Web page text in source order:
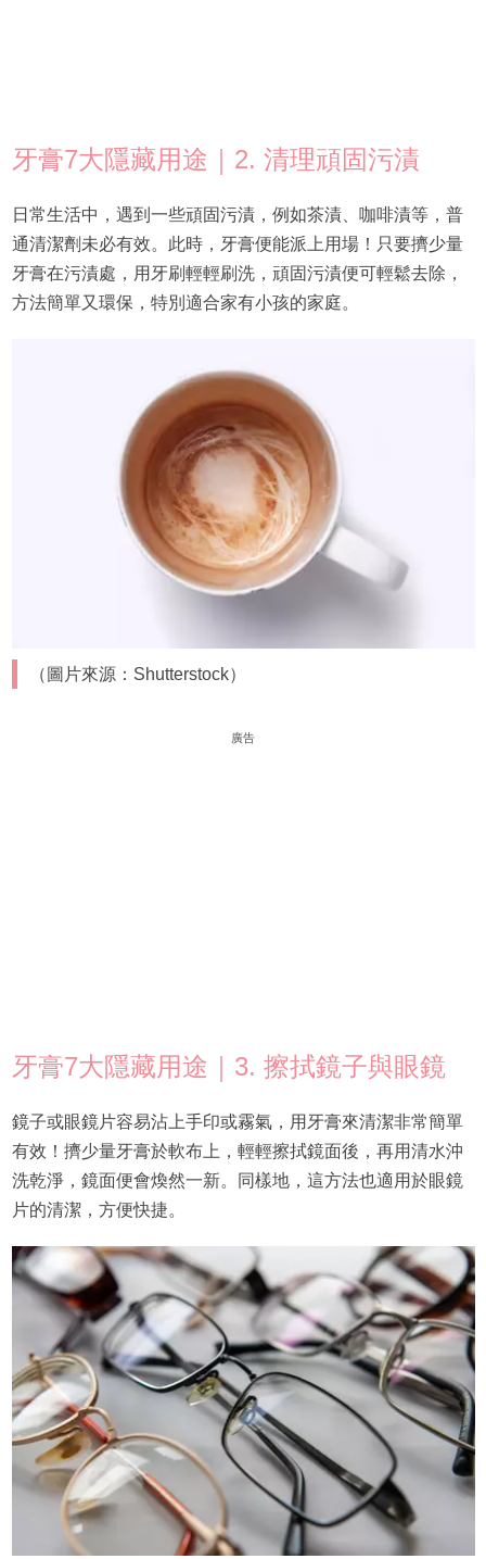
牙膏7大隱藏用途｜2. 清理頑固污漬
日常生活中，遇到一些頑固污漬，例如茶漬、咖啡漬等，普
通清潔劑未必有效。此時，牙膏便能派上用場！只要擠少量
牙膏在污漬處，用牙刷輕輕刷洗，頑固污漬便可輕鬆去除，
方法簡單又環保，特別適合家有小孩的家庭。
（圖片來源：Shutterstock）
廣告
牙膏7大隱藏用途｜3. 擦拭鏡子與眼鏡
鏡子或眼鏡片容易沾上手印或霧氣，用牙膏來清潔非常簡單
有效！擠少量牙膏於軟布上，輕輕擦拭鏡面後，再用清水沖
洗乾淨，鏡面便會煥然一新。同樣地，這方法也適用於眼鏡
片的清潔，方便快捷。